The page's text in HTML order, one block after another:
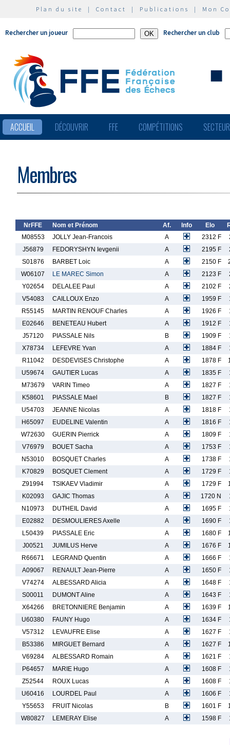
Plan du site | Contact | Publications | Mon
Rechercher un joueur Rechercher un club
ACCUEIL DÉCOUVRIR FFE COMPÉTITIONS
Membres
NrFFE Nom et Prénom Af. Info Elo
M08553
JOLLY Jean-Francois A 2312 F
J56879
FEDORYSHYN Ievgenii A 2195 F
S01876
BARBET Loic A 2150 F
W06107
LE MAREC Simon A 2123 F
Y02654
DELALEE Paul A 2102 F
V54083
CAILLOUX Enzo A 1959 F
R55145
MARTIN RENOUF Charles A 1926 F
E02646
BENETEAU Hubert A 1912 F
J57120
PIASSALE Nils B 1909 F
X78734
LEFEVRE Yvan A 1884 F
R11042
DESDEVISES Christophe A 1878 F
U59674
GAUTIER Lucas A 1835 F
M73679
VARIN Timeo A 1827 F
K58601
PIASSALE Mael B 1827 F
U54703
JEANNE Nicolas A 1818 F
H65097
EUDELINE Valentin A 1816 F
W72630
GUERIN Pierrick A 1809 F
V76979
BOUET Sacha A 1753 F
N53010
BOSQUET Charles A 1738 F
K70829
BOSQUET Clement A 1729 F
Z91994
TSIKAEV Vladimir A 1729 F
K02093
GAJIC Thomas A 1720 N
N10973
DUTHEIL David A 1695 F
E02882
DESMOULIERES Axelle A 1690 F
L50439
PIASSALE Eric A 1680 F
J00521
JUMILUS Herve A 1676 F
R66671
LEGRAND Quentin A 1666 F
A09067
RENAULT Jean-Pierre A 1650 F
V74274
ALBESSARD Alicia A 1648 F
S00011
DUMONT Aline A 1643 F
X64266
BRETONNIERE Benjamin A 1639 F
U60380
FAUNY Hugo A 1634 F
V57312
LEVAUFRE Elise A 1627 F
B53386
MIRGUET Bernard A 1627 F
V69284
ALBESSARD Romain A 1621 F
P64657
MARIE Hugo A 1608 F
Z52544
ROUX Lucas A 1608 F
U60416
LOURDEL Paul A 1606 F
Y55653
FRUIT Nicolas B 1601 F
W80827
LEMERAY Elise A 1598 F